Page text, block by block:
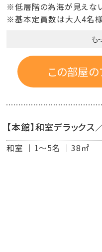
※低層階の為海が見えな
※基本定員数は大人4名様
大人3名様、4名様でご予
考慮してご予約ください。
■禁煙ルーム
■客室設備：洗面台・冷暖
イヤー
■客室アメニティ：アロマ
「カミソリ・綿棒・ヘアブ
フロント近くアメニティ
も
この部屋の
【本館】和室デラックス
和室 1～5名 38㎡